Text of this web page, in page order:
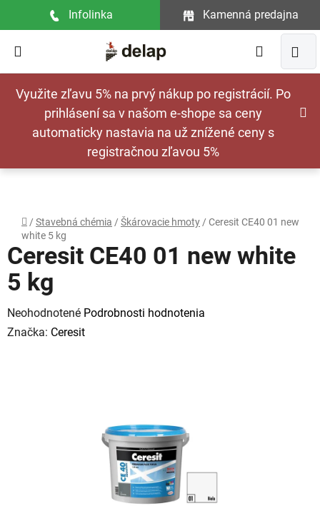
Využite zľavu 5% na prvý nákup po registrácií. Po
prihlásení sa v našom e-shope sa ceny
automaticky nastavia na už znížené ceny s
registračnou zľavou 5%
Infolinka Kamenná predajna
Hľadať
Domov
/ Stavebná chémia / Škárovacie hmoty / Ceresit CE40 01 new
white 5 kg
Ceresit CE40 01 new white
5 kg
Priemerné
hodnotenie
Neohodnotené Podrobnosti hodnotenia
Značka: Ceresit